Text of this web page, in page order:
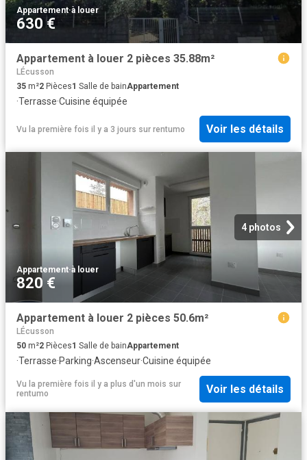
Appartement·à louer
630 €
Appartement à louer 2 pièces 35.88m²
LÉcusson
35 m²2 Pièces1 Salle de bainAppartement
·Terrasse·Cuisine équipée
Vu la première fois il y a 3 jours sur rentumo Voir les détails
4 photos
Appartement·à louer
820 €
Appartement à louer 2 pièces 50.6m²
LÉcusson
50 m²2 Pièces1 Salle de bainAppartement
·Terrasse·Parking·Ascenseur·Cuisine équipée
Vu la première fois il y a plus d'un mois sur
rentumo
Voir les détails